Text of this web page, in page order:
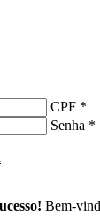
CPF *
Senha *
Bem-